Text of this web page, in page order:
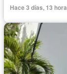
Hace 3 días, 13